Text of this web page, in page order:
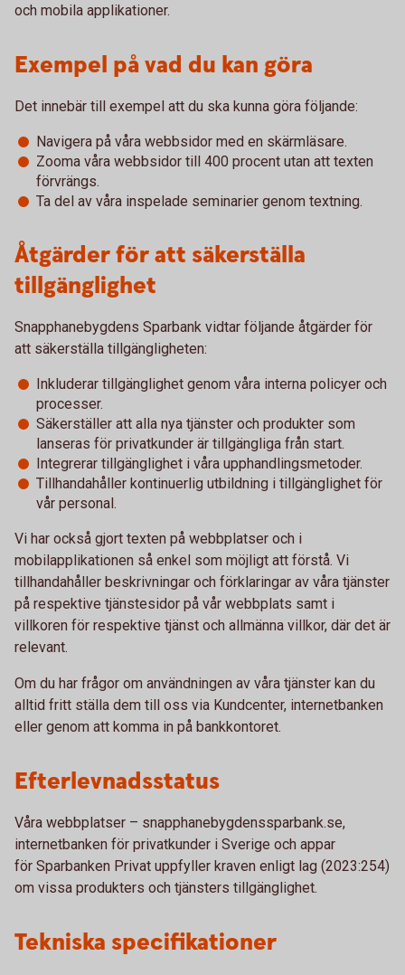
och mobila applikationer.
Exempel på vad du kan göra
Det innebär till exempel att du ska kunna göra följande:
Navigera på våra webbsidor med en skärmläsare.
Zooma våra webbsidor till 400 procent utan att texten
förvrängs.
Ta del av våra inspelade seminarier genom textning.
Åtgärder för att säkerställa
tillgänglighet
Snapphanebygdens Sparbank vidtar följande åtgärder för
att säkerställa tillgängligheten:
Inkluderar tillgänglighet genom våra interna policyer och
processer.
Säkerställer att alla nya tjänster och produkter som
lanseras för privatkunder är tillgängliga från start.
Integrerar tillgänglighet i våra upphandlingsmetoder.
Tillhandahåller kontinuerlig utbildning i tillgänglighet för
vår personal.
Vi har också gjort texten på webbplatser och i
mobilapplikationen så enkel som möjligt att förstå. Vi
tillhandahåller beskrivningar och förklaringar av våra tjänster
på respektive tjänstesidor på vår webbplats samt i
villkoren för respektive tjänst och allmänna villkor, där det är
relevant.
Om du har frågor om användningen av våra tjänster kan du
alltid fritt ställa dem till oss via Kundcenter, internetbanken
eller genom att komma in på bankkontoret.
Efterlevnadsstatus
Våra webbplatser – snapphanebygdenssparbank.se,
internetbanken för privatkunder i Sverige och appar
för Sparbanken Privat uppfyller kraven enligt lag (2023:254)
om vissa produkters och tjänsters tillgänglighet.
Tekniska specifikationer